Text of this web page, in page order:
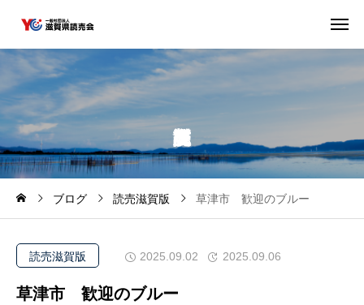
ブログ 読売滋賀版 草津市 歓迎のブルー
読売滋賀版 2025.09.02 2025.09.06
草津市 歓迎のブルー